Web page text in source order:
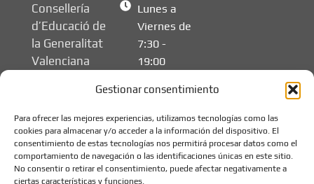
Gestionar consentimiento
Para ofrecer las mejores experiencias, utilizamos tecnologías como las
cookies para almacenar y/o acceder a la información del dispositivo. El
consentimiento de estas tecnologías nos permitirá procesar datos como el
comportamiento de navegación o las identificaciones únicas en este sitio.
No consentir o retirar el consentimiento, puede afectar negativamente a
ciertas características y funciones.
Consellería
d’Educació de
la Generalitat
Valenciana
Lunes a
Viernes de
7:30 -
19:00